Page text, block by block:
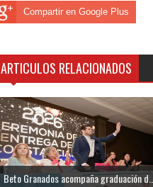
Compartir en Google Plus
ARTICULOS RELACIONADOS
Beto Granados acompaña graduación d...